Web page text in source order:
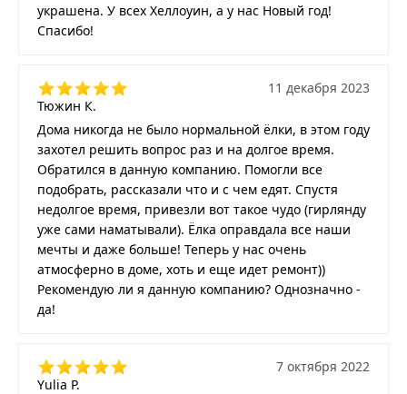
украшена. У всех Хеллоуин, а у нас Новый год!
Спасибо!
Тюжин К.
11 декабря 2023
Дома никогда не было нормальной ёлки, в этом году
захотел решить вопрос раз и на долгое время.
Обратился в данную компанию. Помогли все
подобрать, рассказали что и с чем едят. Спустя
недолгое время, привезли вот такое чудо (гирлянду
уже сами наматывали). Ёлка оправдала все наши
мечты и даже больше! Теперь у нас очень
атмосферно в доме, хоть и еще идет ремонт))
Рекомендую ли я данную компанию? Однозначно -
да!
Yulia P.
7 октября 2022